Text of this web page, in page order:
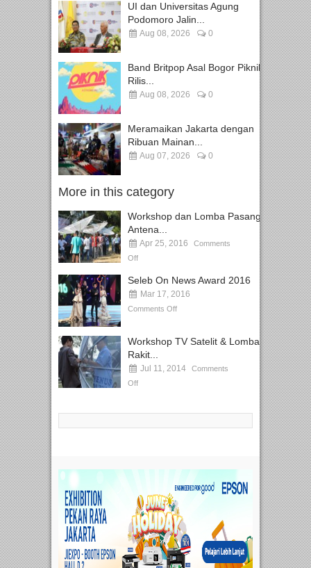
UI dan Universitas Agung
Podomoro Jalin...
Aug 08, 2026 0
Band Britpop Asal Bogor Piknik
Rilis...
Aug 08, 2026 0
Meramaikan Jakarta dengan
Ribuan Mainan...
Aug 07, 2026 0
More in this category
Workshop dan Lomba Pasang
Antena...
Apr 25, 2016
Comments
Off
Seleb On News Award 2016
Mar 17, 2016
Comments Off
Workshop TV Satelit & Lomba
Rakit...
Jul 11, 2014
Comments
Off